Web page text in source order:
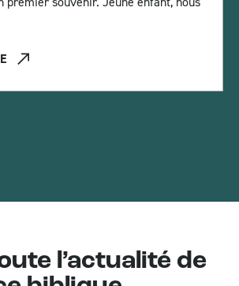
l’actualité de